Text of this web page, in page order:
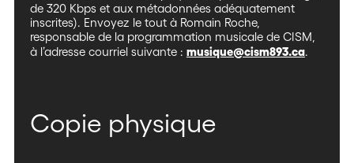
de 320 Kbps et aux métadonnées adéquatement
inscrites). Envoyez le tout à Romain Roche,
responsable de la programmation musicale de CISM,
à l’adresse courriel suivante : musique@cism893.ca.
Copie physique